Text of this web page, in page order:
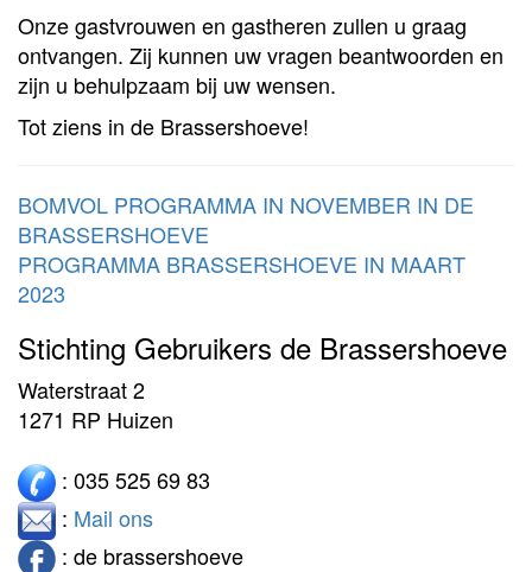
Onze gastvrouwen en gastheren zullen u graag
ontvangen. Zij kunnen uw vragen beantwoorden en
zijn u behulpzaam bij uw wensen.
Tot ziens in de Brassershoeve!
BOMVOL PROGRAMMA IN NOVEMBER IN DE
BRASSERSHOEVE
PROGRAMMA BRASSERSHOEVE IN MAART
2023
Stichting Gebruikers de Brassershoeve
Waterstraat 2
1271 RP Huizen
: 035 525 69 83
: Mail ons
: de brassershoeve